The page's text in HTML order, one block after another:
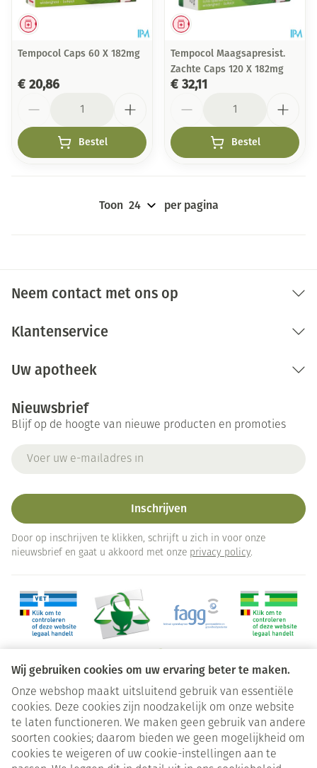
Wij gebruiken cookies om uw ervaring beter te maken.
Onze webshop maakt uitsluitend gebruik van essentiële
cookies. Deze cookies zijn noodzakelijk om onze website
te laten functioneren. We maken geen gebruik van andere
soorten cookies; daarom bieden we geen mogelijkheid om
cookies te weigeren of uw cookie-instellingen aan te
Geneesmiddel
Tempocol Caps 60 X 182mg
€ 20,86
Bestel
Geneesmiddel
Tempocol Maagsapresist.
Zachte Caps 120 X 182mg
€ 32,11
Bestel
Toon per pagina
Neem contact met ons op
Klantenservice
Uw apotheek
Nieuwsbrief
Blijf op de hoogte van nieuwe producten en promoties
Inschrijven
Door op inschrijven te klikken, schrijft u zich in voor onze
nieuwsbrief en gaat u akkoord met onze privacy policy.
Juridische links